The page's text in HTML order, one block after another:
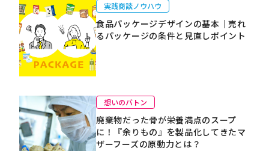
実践商談ノウハウ
食品パッケージデザインの基本｜売れ
るパッケージの条件と見直しポイント
想いのバトン
廃棄物だった骨が栄養満点のスープ
に！『余りもの』を製品化してきたマ
ザーフーズの原動力とは？